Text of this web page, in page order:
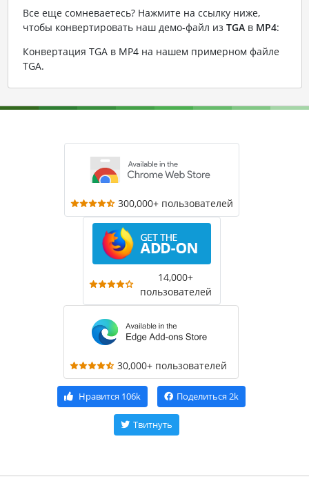
Все еще сомневаетесь? Нажмите на ссылку ниже,
чтобы конвертировать наш демо-файл из TGAв MP4:
Конвертация TGA в MP4 на нашем примерном файле
TGA.
300,000+ пользователей
14,000+
пользователей
30,000+ пользователей
Нравится 106k Поделиться 2k
Твитнуть